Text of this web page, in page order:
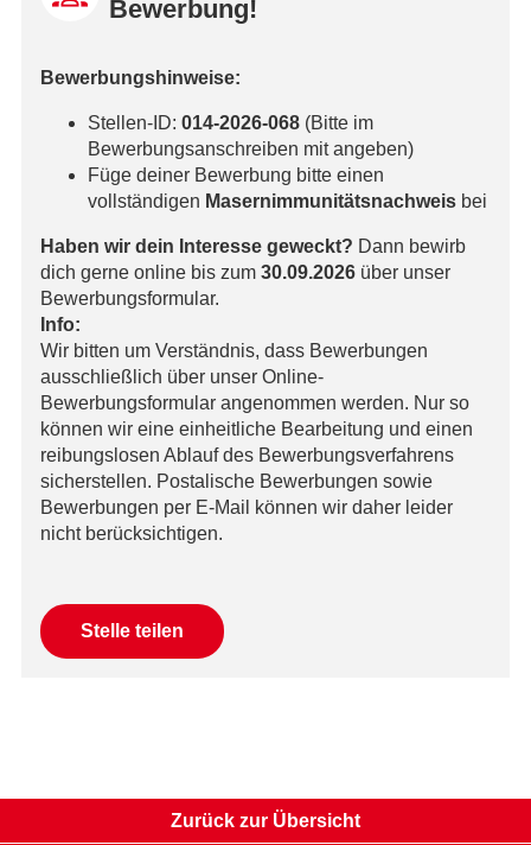
Bewerbung!
Bewerbungshinweise:
Stellen-ID: 014-2026-068(Bitte im
Bewerbungsanschreiben mit angeben)
Füge deiner Bewerbung bitte einen
vollständigen Masernimmunitätsnachweisbei
Haben wir dein Interesse geweckt? Dann bewirb
dich gerne online bis zum 30.09.2026über unser
Bewerbungsformular.
Info:
Wir bitten um Verständnis, dass Bewerbungen
ausschließlich über unser Online-
Bewerbungsformular angenommen werden. Nur so
können wir eine einheitliche Bearbeitung und einen
reibungslosen Ablauf des Bewerbungsverfahrens
sicherstellen. Postalische Bewerbungen sowie
Bewerbungen per E-Mail können wir daher leider
nicht berücksichtigen.
Stelle teilen
Mail
Zurück zur Übersicht